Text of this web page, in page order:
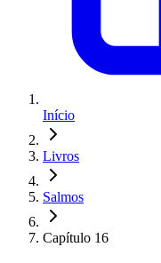
Início
Livros
Salmos
Capítulo 16